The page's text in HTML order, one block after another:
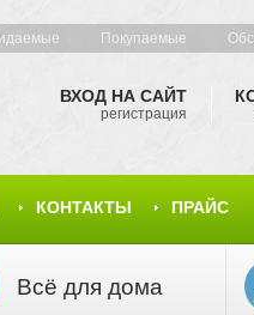
Покупаемые
КОНТАКТЫ ПРАЙС
ВХОД НА САЙТ
регистрация
Всё для дома